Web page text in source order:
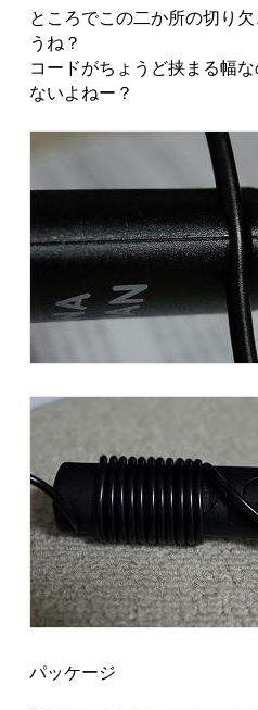
ところでこの二か所の切り
うね？
コードがちょうど挟まる幅
ないよねー？
パッケージ